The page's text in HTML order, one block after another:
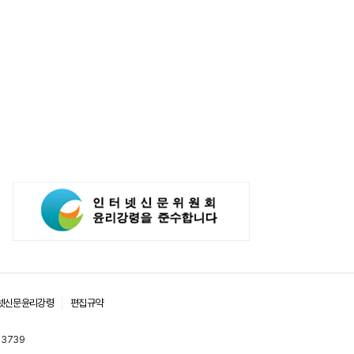
신문윤리강령 편집규약
3739